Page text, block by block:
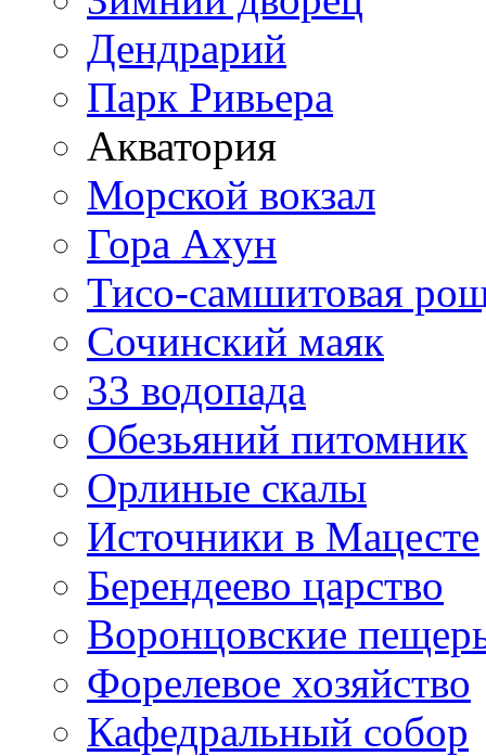
Дендрарий
Парк Ривьера
Акватория
Морской вокзал
Гора Ахун
Тисо-самшитовая
Сочинский маяк
33 водопада
Обезьяний питомник
Орлиные скалы
Источники в Мацесте
Берендеево царство
Воронцовские
Форелевое хозяйство
Кафедральный собор